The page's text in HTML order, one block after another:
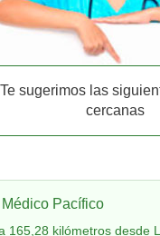
Te sugerimos las
cercanas
Pacífico
165,28 kilómetros desde